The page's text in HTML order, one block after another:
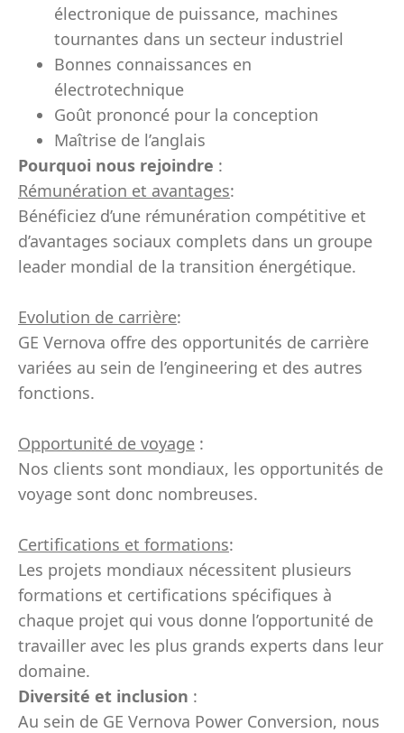
électronique de puissance, machines
tournantes dans un secteur industriel
Bonnes connaissances en
électrotechnique
Goût prononcé pour la conception
Maîtrise de l’anglais
Pourquoi nous rejoindre :
Rémunération et avantages:
Bénéficiez d’une rémunération compétitive et
d’avantages sociaux complets dans un groupe
leader mondial de la transition énergétique.
Evolution de carrière:
GE Vernova offre des opportunités de carrière
variées au sein de l’engineering et des autres
fonctions.
Opportunité de voyage :
Nos clients sont mondiaux, les opportunités de
voyage sont donc nombreuses.
Certifications et formations:
Les projets mondiaux nécessitent plusieurs
formations et certifications spécifiques à
chaque projet qui vous donne l’opportunité de
travailler avec les plus grands experts dans leur
domaine.
Diversité et inclusion :
Au sein de GE Vernova Power Conversion, nous